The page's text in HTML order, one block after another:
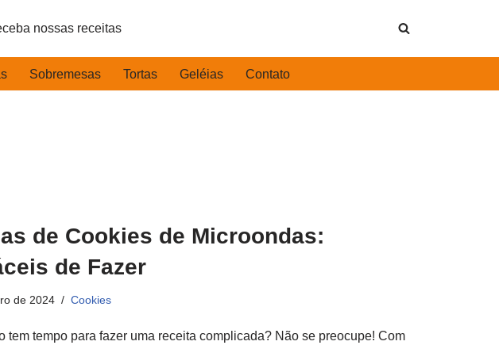
nossas receitas
Sobremesas Tortas Geléias Contato
de Cookies de Microondas:
de Fazer
de 2024 Cookies
tem tempo para fazer uma receita complicada? Não se preocupe! Com